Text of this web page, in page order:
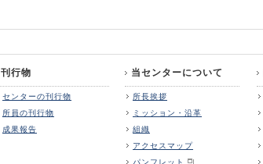
刊行物
センターの刊行物
所員の刊行物
成果報告
当センターについて
所長挨拶
ミッション・沿革
組織
アクセスマップ
パンフレット